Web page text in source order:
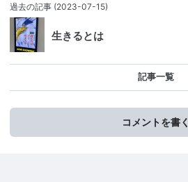
過去の記事 (2023-07-15)
生きるとは
記事一覧
コメントを書く